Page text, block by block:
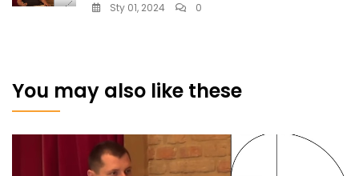
Sty 01, 2024 0
You may also like these